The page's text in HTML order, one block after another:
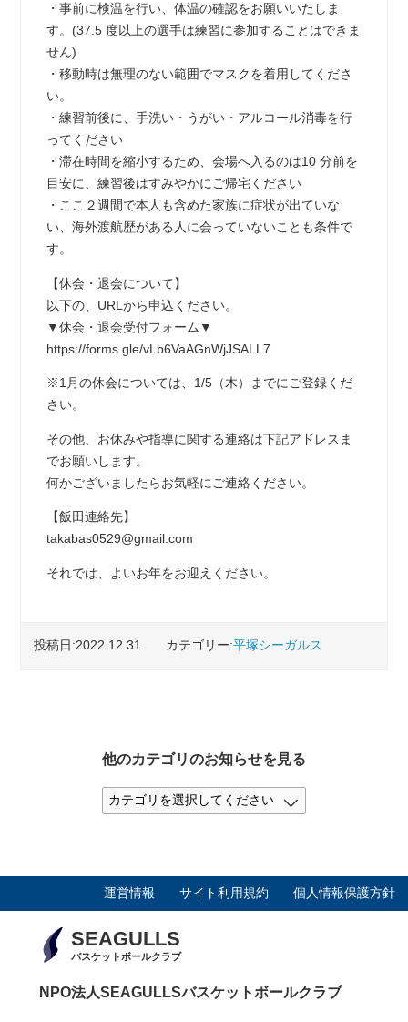
・事前に検温を行い、体温の確認をお願いいたしま
す。(37.5 度以上の選手は練習に参加することはできま
せん)
・移動時は無理のない範囲でマスクを着用してくださ
い。
・練習前後に、手洗い・うがい・アルコール消毒を行
ってください
・滞在時間を縮小するため、会場へ入るのは10 分前を
目安に、練習後はすみやかにご帰宅ください
・ここ２週間で本人も含めた家族に症状が出ていな
い、海外渡航歴がある人に会っていないことも条件で
す。
【休会・退会について】
以下の、URLから申込ください。
▼休会・退会受付フォーム▼
https://forms.gle/vLb6VaAGnWjJSALL7
※1月の休会については、1/5（木）までにご登録くだ
さい。
その他、お休みや指導に関する連絡は下記アドレスま
でお願いします。
何かございましたらお気軽にご連絡ください。
【飯田連絡先】
takabas0529@gmail.com
それでは、よいお年をお迎えください。
投稿日:2022.12.31 カテゴリー:平塚シーガルス
他のカテゴリのお知らせを見る
運営情報 サイト利用規約 個人情報保護方針
SEAGULLS
バスケットボールクラブ
NPO法人SEAGULLSバスケットボールクラブ